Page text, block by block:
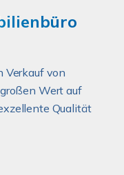
Verkauf von
Wert auf
Qualität